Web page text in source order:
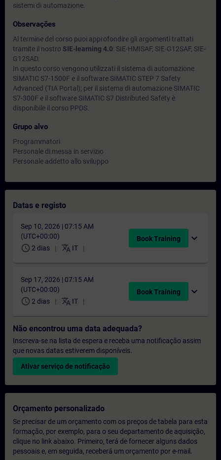
sistemi di automazione.
Observações
Al termine del corso puoi approfondire gli argomenti trattati
tramite il nostro SIE-learning 4.0: SIE-HMISAF, SIE-G12SAF, SIE-
G12SAD.
In questo corso vengono utilizzati il sistema di automazione
SIMATIC S7-1500F e il software SIMATIC STEP 7 Safety
Advanced (TIA Portal); per il sistema di automazione SIMATIC
S7-300F e il software SIMATIC S7 Distributed Safety è
disponibile il corso PPDS.
Grupo alvo
Programmatori
Personale di messa in servizio
Personale addetto allo sviluppo
Datas e registo
Sep 10, 2026 | 07:15 AM
(UTC+00:00)
schedule 2 dias translate IT
Book Training expand_more
Sep 17, 2026 | 07:15 AM
(UTC+00:00)
schedule 2 dias translate IT
Book Training expand_more
Não encontrou uma data adequada?
Inscreva-se na lista de espera e receba uma notificação assim
que novas datas estiverem disponíveis.
Ativar serviço de notificação
Orçamento personalizado
Se precisar de um orçamento com os preços de tabela para esta
formação, por exemplo, para o seu departamento de aquisição,
clique no link abaixo. Primeiro, terá de fornecer alguns dados
pessoais e, em seguida, receberá um orçamento por e-mail.